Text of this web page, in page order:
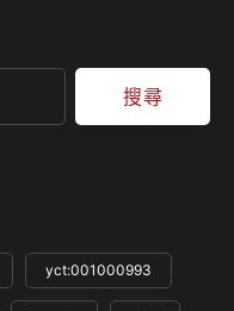
搜尋
yct:001000993